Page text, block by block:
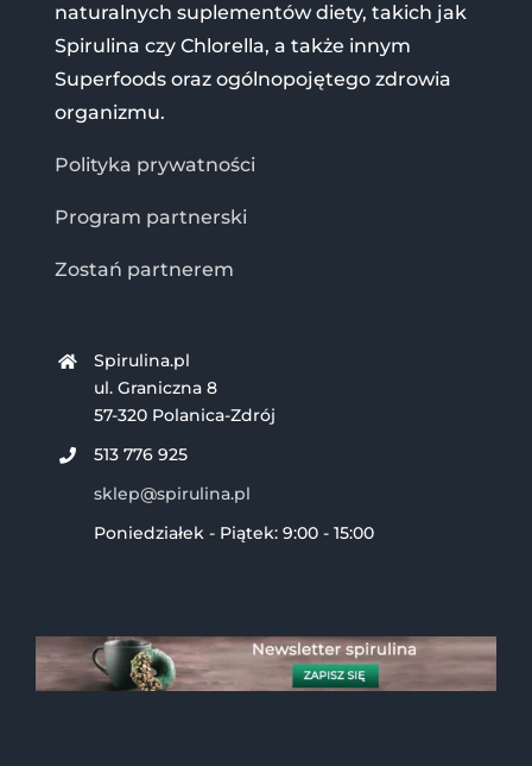
naturalnych suplementów diety, takich jak
Spirulina czy Chlorella, a także innym
Superfoods oraz ogólnopojętego zdrowia
organizmu.
Polityka prywatności
Program partnerski
Zostań partnerem
Spirulina.pl
ul. Graniczna 8
57-320 Polanica-Zdrój
513 776 925
sklep@spirulina.pl
Poniedziałek - Piątek: 9:00 - 15:00